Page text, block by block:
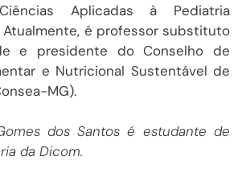
Aplicadas à Pediatria
Atualmente, é professor substituto
e presidente do Conselho de
e Nutricional Sustentável de
MG).
dos Santos é estudante de
da Dicom.